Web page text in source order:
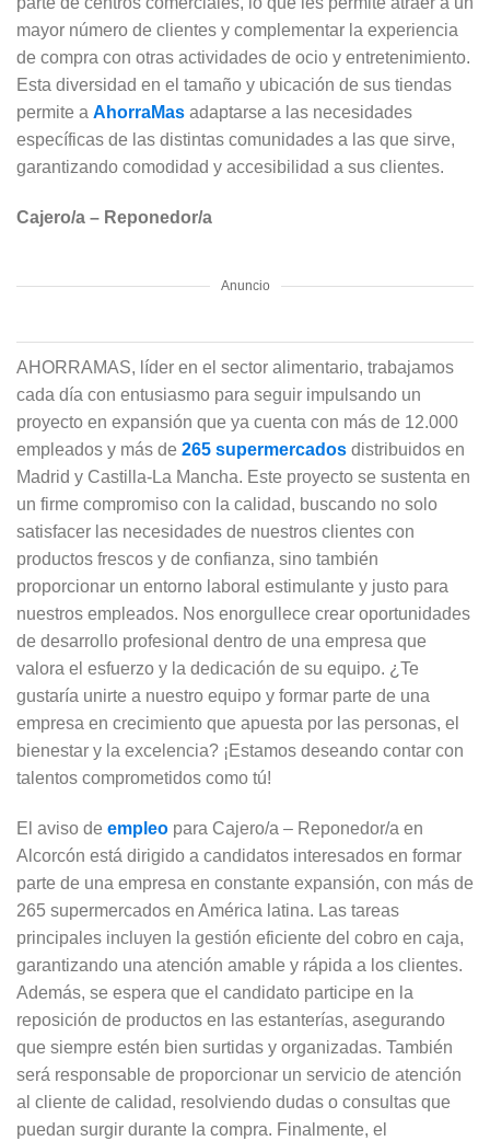
mayor número de clientes y complementar la experiencia
de compra con otras actividades de ocio y entretenimiento.
Esta diversidad en el tamaño y ubicación de sus tiendas
permite a AhorraMas adaptarse a las necesidades
específicas de las distintas comunidades a las que sirve,
garantizando comodidad y accesibilidad a sus clientes.
Cajero/a – Reponedor/a
Anuncio
AHORRAMAS, líder en el sector alimentario, trabajamos
cada día con entusiasmo para seguir impulsando un
proyecto en expansión que ya cuenta con más de 12.000
empleados y más de 265 supermercados distribuidos en
Madrid y Castilla-La Mancha. Este proyecto se sustenta en
un firme compromiso con la calidad, buscando no solo
satisfacer las necesidades de nuestros clientes con
productos frescos y de confianza, sino también
proporcionar un entorno laboral estimulante y justo para
nuestros empleados. Nos enorgullece crear oportunidades
de desarrollo profesional dentro de una empresa que
valora el esfuerzo y la dedicación de su equipo. ¿Te
gustaría unirte a nuestro equipo y formar parte de una
empresa en crecimiento que apuesta por las personas, el
bienestar y la excelencia? ¡Estamos deseando contar con
talentos comprometidos como tú!
El aviso de empleo para Cajero/a – Reponedor/a en
Alcorcón está dirigido a candidatos interesados en formar
parte de una empresa en constante expansión, con más de
265 supermercados en América latina. Las tareas
principales incluyen la gestión eficiente del cobro en caja,
garantizando una atención amable y rápida a los clientes.
Además, se espera que el candidato participe en la
reposición de productos en las estanterías, asegurando
que siempre estén bien surtidas y organizadas. También
será responsable de proporcionar un servicio de atención
al cliente de calidad, resolviendo dudas o consultas que
puedan surgir durante la compra. Finalmente, el